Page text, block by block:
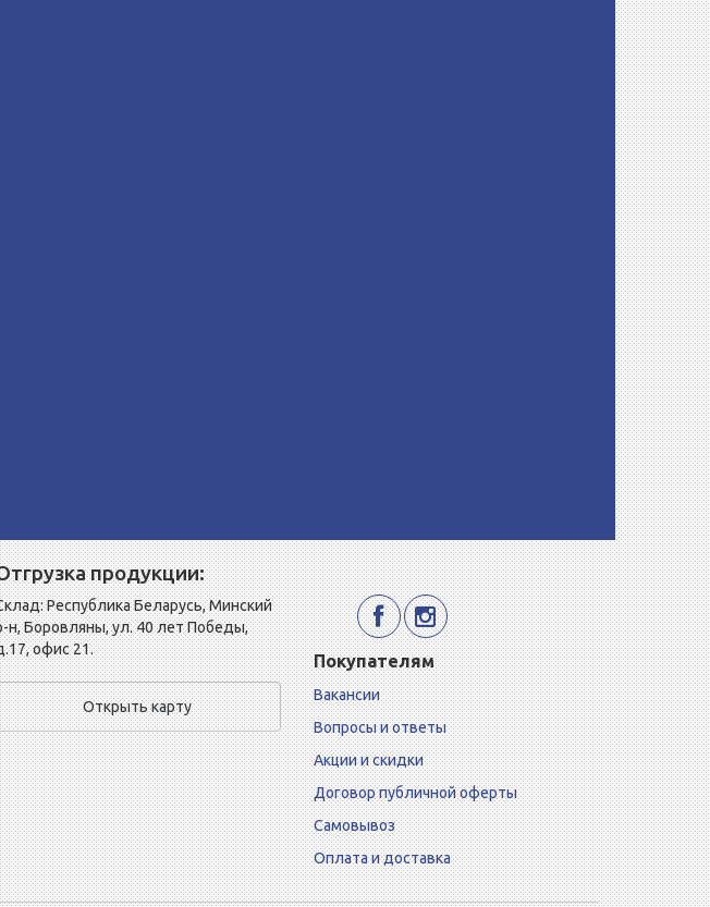
продукции:
Республика Беларусь, Минский
н, Боровляны, ул. 40 лет Победы,
офис 21.
Открыть карту
Покупателям
Вакансии
Вопросы и ответы
Акции и скидки
Договор публичной оферты
Самовывоз
Оплата и доставка